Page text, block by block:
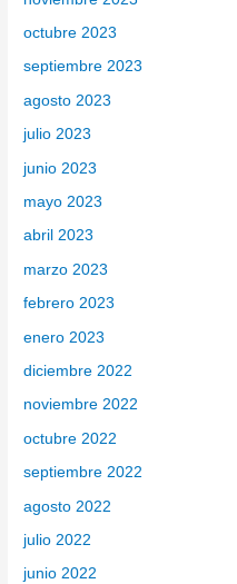
octubre 2023
septiembre 2023
agosto 2023
julio 2023
junio 2023
mayo 2023
abril 2023
marzo 2023
febrero 2023
enero 2023
diciembre 2022
noviembre 2022
octubre 2022
septiembre 2022
agosto 2022
julio 2022
junio 2022